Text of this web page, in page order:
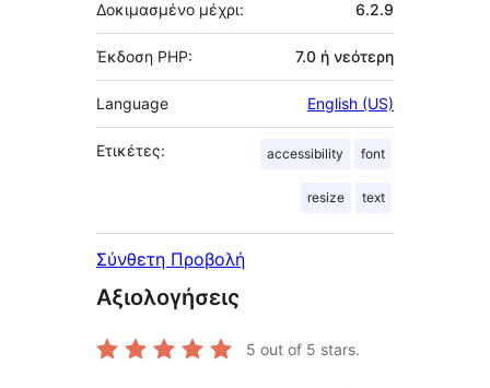
Δοκιμασμένο μέχρι: 6.2.9
Έκδοση PHP: 7.0 ή νεότερη
Language English (US)
Ετικέτες: accessibility font
resize text
Σύνθετη Προβολή
Αξιολογήσεις
5 out of 5 stars.